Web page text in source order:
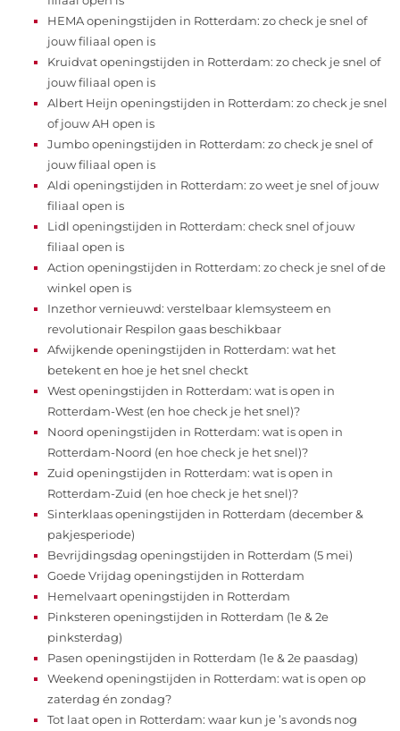
HEMA openingstijden in Rotterdam: zo check je snel of
jouw filiaal open is
Kruidvat openingstijden in Rotterdam: zo check je snel of
jouw filiaal open is
Albert Heijn openingstijden in Rotterdam: zo check je snel
of jouw AH open is
Jumbo openingstijden in Rotterdam: zo check je snel of
jouw filiaal open is
Aldi openingstijden in Rotterdam: zo weet je snel of jouw
filiaal open is
Lidl openingstijden in Rotterdam: check snel of jouw
filiaal open is
Action openingstijden in Rotterdam: zo check je snel of de
winkel open is
Inzethor vernieuwd: verstelbaar klemsysteem en
revolutionair Respilon gaas beschikbaar
Afwijkende openingstijden in Rotterdam: wat het
betekent en hoe je het snel checkt
West openingstijden in Rotterdam: wat is open in
Rotterdam-West (en hoe check je het snel)?
Noord openingstijden in Rotterdam: wat is open in
Rotterdam-Noord (en hoe check je het snel)?
Zuid openingstijden in Rotterdam: wat is open in
Rotterdam-Zuid (en hoe check je het snel)?
Sinterklaas openingstijden in Rotterdam (december &
pakjesperiode)
Bevrijdingsdag openingstijden in Rotterdam (5 mei)
Goede Vrijdag openingstijden in Rotterdam
Hemelvaart openingstijden in Rotterdam
Pinksteren openingstijden in Rotterdam (1e & 2e
pinksterdag)
Pasen openingstijden in Rotterdam (1e & 2e paasdag)
Weekend openingstijden in Rotterdam: wat is open op
zaterdag én zondag?
Tot laat open in Rotterdam: waar kun je ’s avonds nog